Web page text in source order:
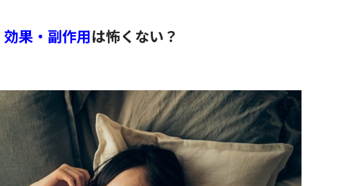
効果・副作用は怖くない？